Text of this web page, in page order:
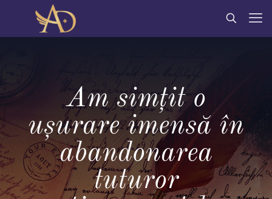
Am simțit o
ușurare imensă în
abandonarea
tuturor